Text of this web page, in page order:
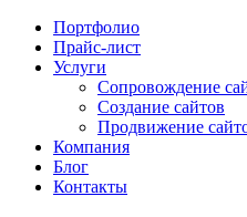
Портфолио
Прайс-лист
Услуги
Сопровождение
Создание сайтов
Продвижение
Компания
Блог
Контакты